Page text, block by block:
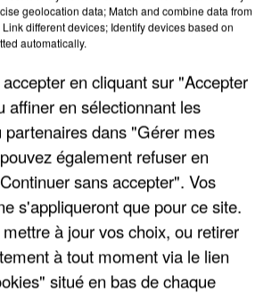
CES CANICULES, LES REFUGES
SONT...
geolocation data; Match and combine data from
different devices; Identify devices based on
automatically.
en cliquant sur "Accepter
affiner en sélectionnant les
partenaires dans "Gérer mes
également refuser en
sans accepter". Vos
s'appliqueront que pour ce site.
à jour vos choix, ou retirer
à tout moment via le lien
situé en bas de chaque